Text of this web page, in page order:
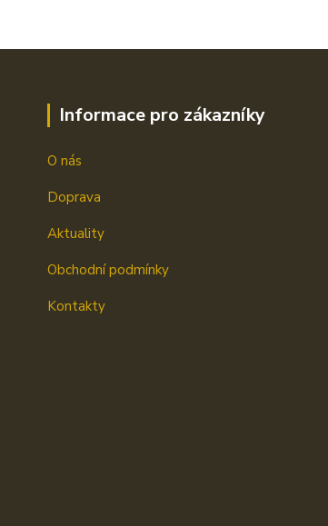
Informace pro zákazníky
O nás
Doprava
Aktuality
Obchodní podmínky
Kontakty